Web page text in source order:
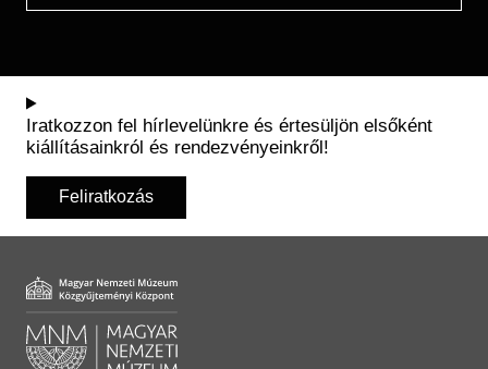
Iratkozzon fel hírlevelünkre és értesüljön elsőként
kiállításainkról és rendezvényeinkről!
Feliratkozás